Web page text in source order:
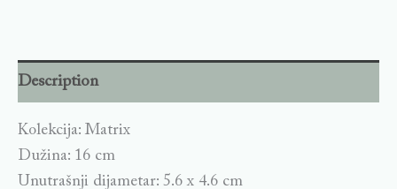
Description
Kolekcija: Matrix
Dužina: 16 cm
Unutrašnji dijametar: 5.6 x 4.6 cm